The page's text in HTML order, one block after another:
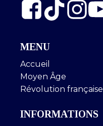
MENU
Accueil
Moyen Âge
Révolution française
INFORMATIONS